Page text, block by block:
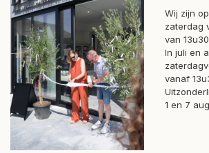
Wij zijn
zaterdag
van
In juli en
vanaf
1 en 7